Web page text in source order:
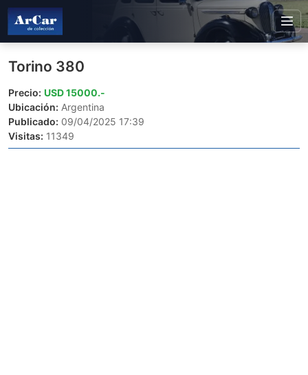
Torino 380
Precio: USD 15000.-
Ubicación: Argentina
Publicado: 09/04/2025 17:39
Visitas: 11349